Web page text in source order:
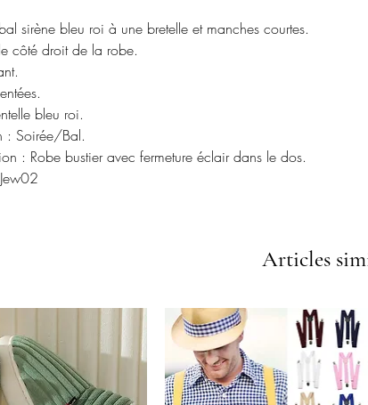
sirène bleu roi à une bretelle et manches courtes.
côté droit de la robe.
bleu roi.
: Soirée/Bal.
: Robe bustier avec fermeture éclair dans le dos.
Articles